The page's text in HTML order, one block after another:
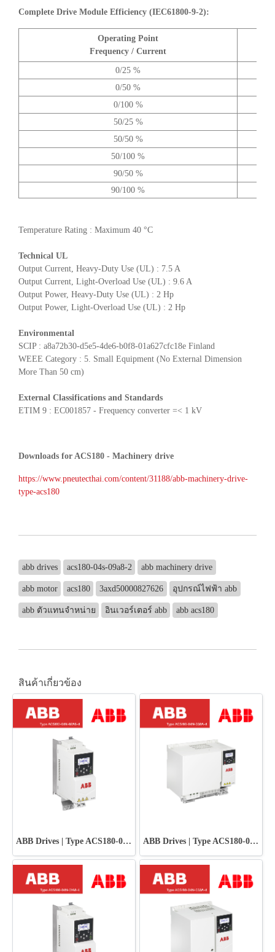
Complete Drive Module Efficiency (IEC61800-9-2):
Operating Point
Frequency / Current
0/25 %
0/50 %
0/100 %
50/25 %
50/50 %
50/100 %
90/50 %
90/100 %
Temperature Rating : Maximum 40 °C
Technical UL
Output Current, Heavy-Duty Use (UL) : 7.5 A
Output Current, Light-Overload Use (UL) : 9.6 A
Output Power, Heavy-Duty Use (UL) : 2 Hp
Output Power, Light-Overload Use (UL) : 2 Hp
Environmental
SCIP : a8a72b30-d5e5-4de6-b0f8-01a627cfc18e Finland
WEEE Category : 5. Small Equipment (No External Dimension
More Than 50 cm)
External Classifications and Standards
ETIM 9 : EC001857 - Frequency converter =< 1 kV
Downloads for ACS180 - Machinery drive
https://www.pneutecthai.com/content/31188/abb-machinery-drive-
type-acs180
abb drives acs180-04s-09a8-2 abb machinery drive
abb motor acs180 3axd50000827626 อุปกรณ์ไฟฟ้า abb
abb ตัวแทนจำหน่าย อินเวอร์เตอร์ abb abb acs180
สินค้าเกี่ยวข้อง
ABB Drives | Type ACS180-04N-02A6-4 ABB Drives | Type ACS180-04N-038A-4